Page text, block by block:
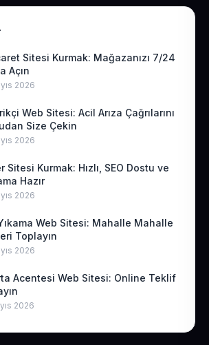
Sitesi Kurmak: Mağazanızı 7/24
Açın
2026
Web Sitesi: Acil Arıza Çağrılarını
Size Çekin
2026
Sitesi Kurmak: Hızlı, SEO Dostu ve
Hazır
2026
Web Sitesi: Mahalle Mahalle
Toplayın
2026
Acentesi Web Sitesi: Online Teklif
2026